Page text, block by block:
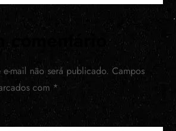
comentário
mail não será publicado. Campos
com *